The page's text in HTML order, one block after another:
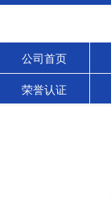
公司首页
荣誉认证